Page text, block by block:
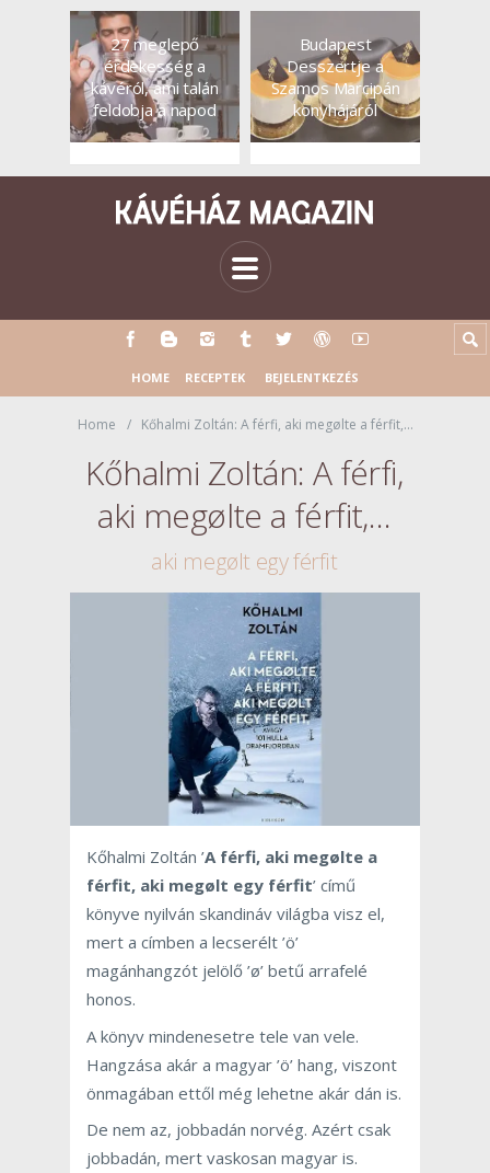
27 meglepő
érdekesség a
kávéról, ami talán
feldobja a napod
Budapest
Desszertje a
Szamos Marcipán
konyhájáról
HOME RECEPTEK BEJELENTKEZÉS
Home Kőhalmi Zoltán: A ​férfi, aki megølte a férfit,…
Kőhalmi Zoltán: A ​férfi,
aki megølte a férfit,…
aki megølt egy férfit
Kőhalmi Zoltán ’A ​férfi, aki megølte a
férfit, aki megølt egy férfit’ című
könyve nyilván skandináv világba visz el,
mert a címben a lecserélt ’ö’
magánhangzót jelölő ’ø’ betű arrafelé
honos.
A könyv mindenesetre tele van vele.
Hangzása akár a magyar ’ö’ hang, viszont
önmagában ettől még lehetne akár dán is.
De nem az, jobbadán norvég. Azért csak
jobbadán, mert vaskosan magyar is.